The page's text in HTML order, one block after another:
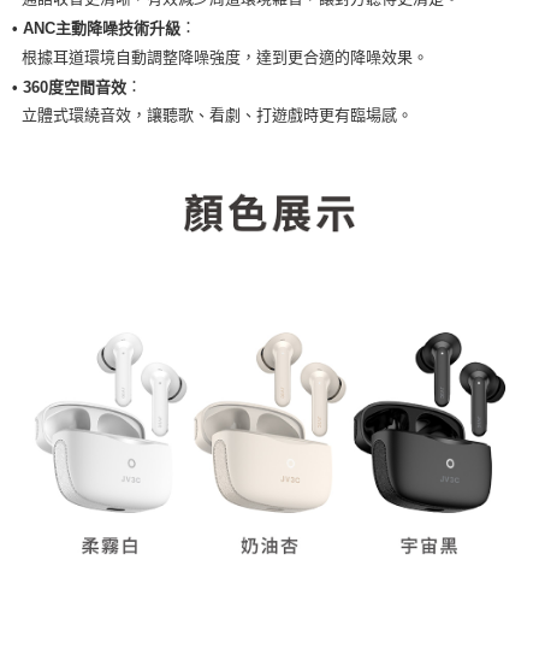
• ANC主動降噪技術升級 ：
根據耳道環境自動調整降噪強度，達到更合適的降噪效果。
• 360度空間音效 ：
立體式環繞音效，讓聽歌、看劇、打遊戲時更有臨場感。